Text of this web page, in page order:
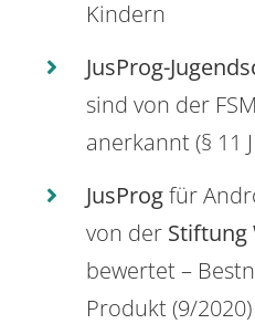
Kindern
JusProg-
sind von der
anerkannt (§ 11
JusProgfür
von der Stiftung
bewertet –
Produkt (9/2020)